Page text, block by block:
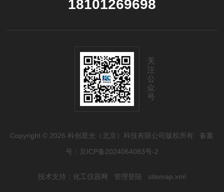
18101269698
关
注
公
众
号
Copyright © 2026 科创星光（北京）科技有限公司版权所有 备案
号：京ICP备2024064083号-2
技术支持： 化工仪器网 管理登陆 sitemap.xml